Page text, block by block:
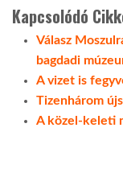
Kapcsolódó
Válasz
bagdadi
A vizet is
Tizenhárom
A közel-keleti